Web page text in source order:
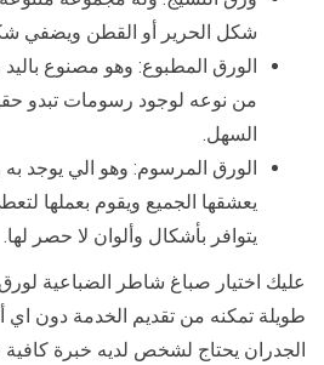
شكل الحرير أو القطن ويضفي
الورق المطبوع: وهو مصنوع
من نوعه لوجود رسومات تبدو
السهل.
الورق المرسوم: وهو الي يوجد به
يعشقها الجميع ويقوم بعملها
يتوافر بأشكال وألوان لا حصر لها.
عليك اختيار صباغ شاطر الضباعية
طويلة تمكنه من تقديم الخدمة دون
الجدران يحتاج لشخص لديه خبرة كافية